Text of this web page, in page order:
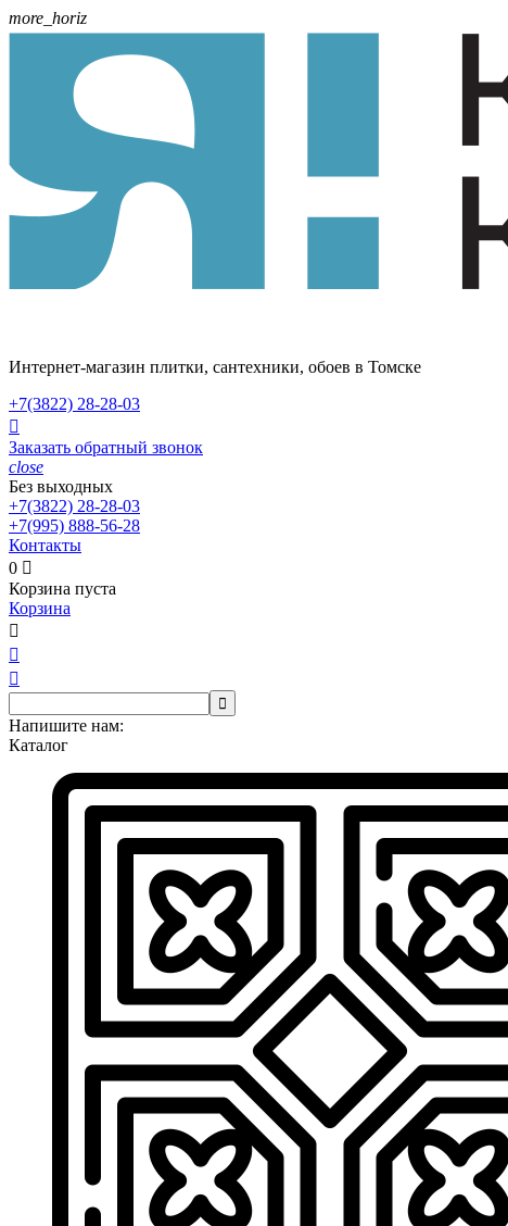
more_horiz
Интернет-магазин плитки, сантехники, обоев в Томске
+7(3822) 28-28-03

Заказать обратный звонок
close
Без выходных
+7(3822) 28-28-03
+7(995) 888-56-28
Контакты
0 
Корзина пуста
Корзина




Напишите нам:
Каталог